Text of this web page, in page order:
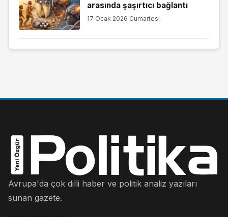
arasında şaşırtıcı bağlantı
17 Ocak 2026 Cumartesi
Avrupa'da çok dilli haber ve politik analiz yazıları
sunan gazete.